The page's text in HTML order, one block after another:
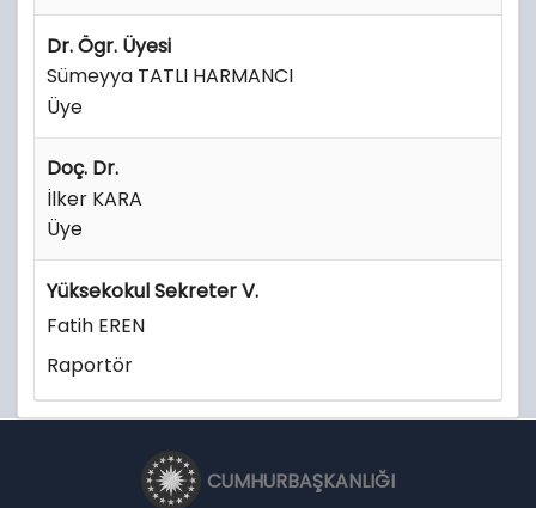
Dr. Ögr. Üyesi
Sümeyya TATLI HARMANCI
Üye
Doç. Dr.
İlker KARA
Üye
Yüksekokul Sekreter V.
Fatih EREN
Raportör
CUMHURBAŞKANLIĞI